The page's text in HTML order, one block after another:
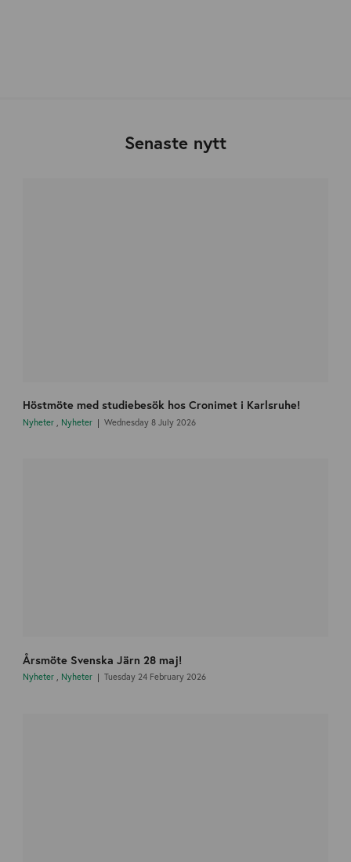
Senaste nytt
Höstmöte med studiebesök hos Cronimet i Karlsruhe!
Nyheter Nyheter Wednesday 8 July 2026
Årsmöte Svenska Järn 28 maj!
Nyheter , Nyheter Tuesday 24 February 2026